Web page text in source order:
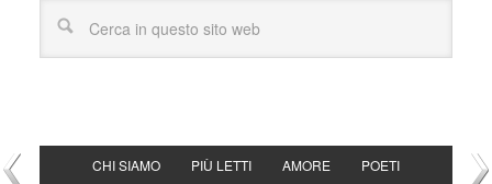
CHI SIAMO PIÙ LETTI AMORE POETI